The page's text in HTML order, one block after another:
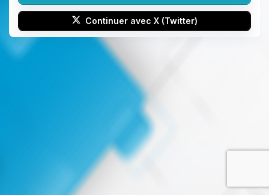
Continuer avec X (Twitter)